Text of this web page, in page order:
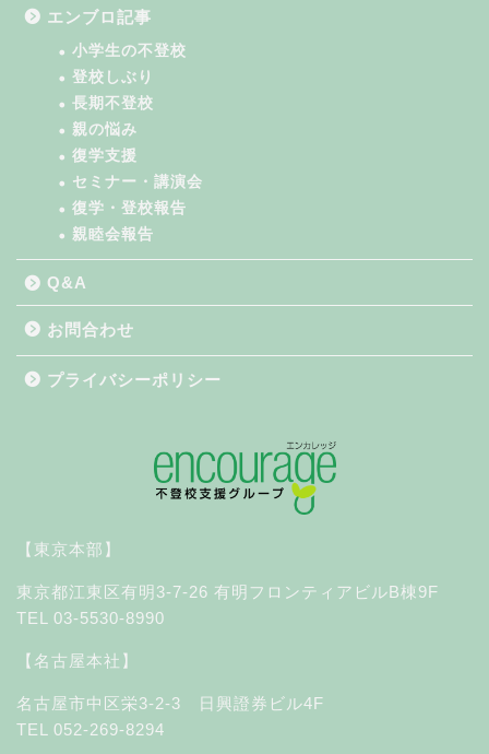
エンブロ記事
小学生の不登校
登校しぶり
長期不登校
親の悩み
復学支援
セミナー・講演会
復学・登校報告
親睦会報告
Q&A
お問合わせ
プライバシーポリシー
【東京本部】
東京都江東区有明3-7-26 有明フロンティアビルB棟9F
TEL 03-5530-8990
【名古屋本社】
名古屋市中区栄3-2-3 日興證券ビル4F
TEL 052-269-8294